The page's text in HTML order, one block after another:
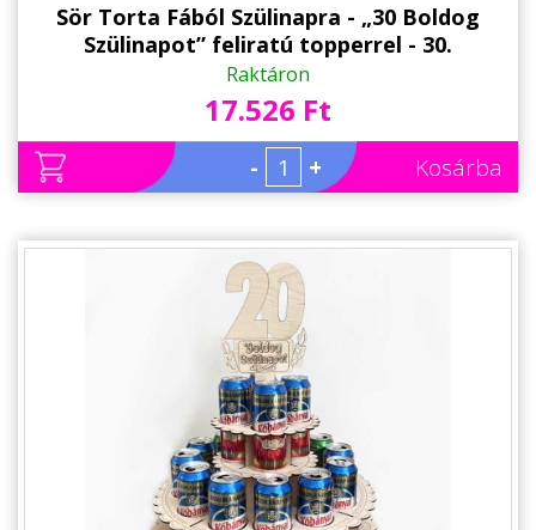
Sör Torta Fából Szülinapra - „30 Boldog
Szülinapot” feliratú topperrel - 30.
Születésnapi ajándék sörimádóknak
Raktáron
17.526 Ft
- + Kosárba